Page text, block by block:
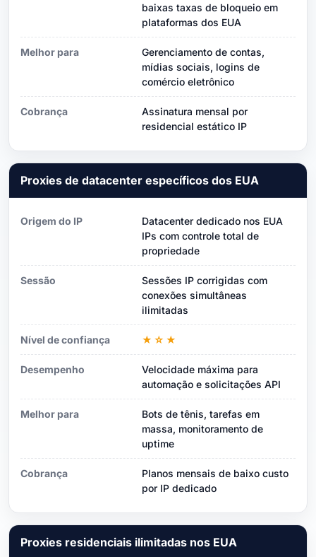
baixas taxas de bloqueio em
plataformas dos EUA
Melhor para
Gerenciamento de contas,
mídias sociais, logins de
comércio eletrônico
Cobrança
Assinatura mensal por
residencial estático IP
Proxies de datacenter específicos dos EUA
Origem do IP
Datacenter dedicado nos EUA
IPs com controle total de
propriedade
Sessão
Sessões IP corrigidas com
conexões simultâneas
ilimitadas
Nível de confiança ★☆★
Desempenho
Velocidade máxima para
automação e solicitações API
Melhor para
Bots de tênis, tarefas em
massa, monitoramento de
uptime
Cobrança
Planos mensais de baixo custo
por IP dedicado
Proxies residenciais ilimitadas nos EUA